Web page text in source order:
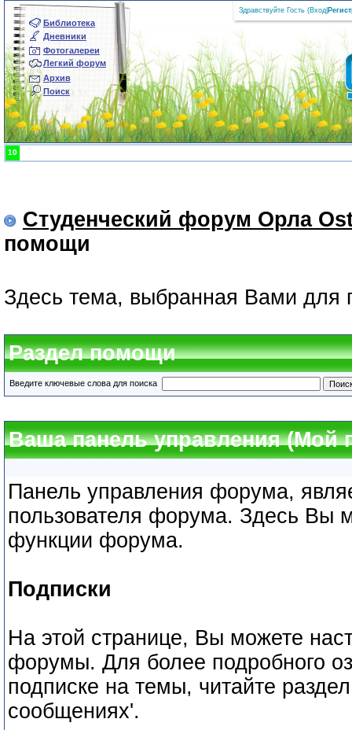
Библиотека
Дневники
Фотогалереи
Легкий форум
Архив
Поиск
Здравствуйте Гость (Вход
10
Студенческий форум Орла
помощи
Здесь тема, выбранная Вами для
Раздел помощи
Введите ключевые слова для поиска
Ваша панель управления (Мой
Панель управления форума,
пользователя форума. Здесь Вы
функции форума.
Подписки
На этой странице, Вы можете
форумы. Для более подробного
подписке на темы, читайте
сообщениях'.